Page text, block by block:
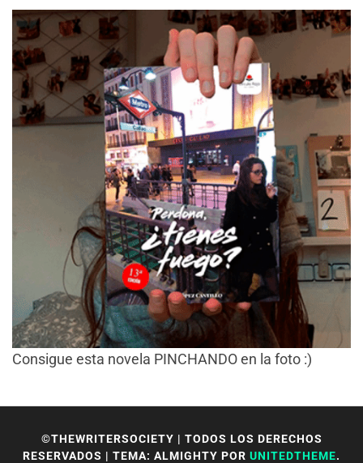
Consigue esta novela PINCHANDO en la foto :)
©THEWRITERSOCIETY | TODOS LOS DERECHOS
RESERVADOS | TEMA: ALMIGHTY POR UNITEDTHEME.